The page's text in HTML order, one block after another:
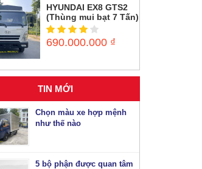
HYUNDAI EX8 GTS2
(Thùng mui bạt 7 Tấn)
690.000.000 ₫
TIN MỚI
Chọn màu xe hợp mệnh
như thế nào
5 bộ phận được quan tâm